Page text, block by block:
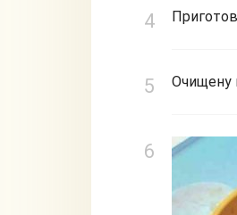
Очищену